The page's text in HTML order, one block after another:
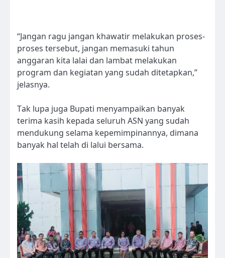
“Jangan ragu jangan khawatir melakukan proses-
proses tersebut, jangan memasuki tahun
anggaran kita lalai dan lambat melakukan
program dan kegiatan yang sudah ditetapkan,”
jelasnya.
Tak lupa juga Bupati menyampaikan banyak
terima kasih kepada seluruh ASN yang sudah
mendukung selama kepemimpinannya, dimana
banyak hal telah di lalui bersama.